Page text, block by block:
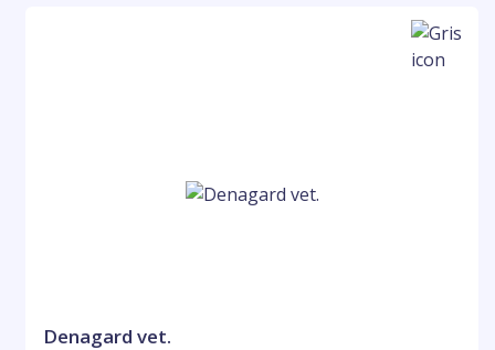
Denagard vet.